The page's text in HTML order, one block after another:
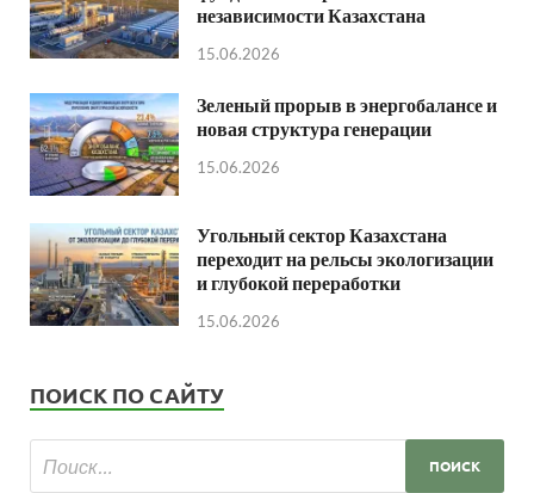
независимости Казахстана
15.06.2026
Зеленый прорыв в энергобалансе и
новая структура генерации
15.06.2026
Угольный сектор Казахстана
переходит на рельсы экологизации
и глубокой переработки
15.06.2026
ПОИСК ПО САЙТУ